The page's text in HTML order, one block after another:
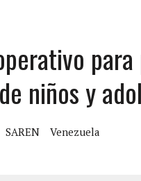
POR FALTA DE TRATAMIENTO
UN HOMBRE INDUJO AL SUICIDIO A UNA
LA QUE SOBREVIVIÓ UN HOMBRE Y SU
TÍA CON UN PUÑAL Y DEJÓ HERIDAS A
niños y
SAREN Venezuela